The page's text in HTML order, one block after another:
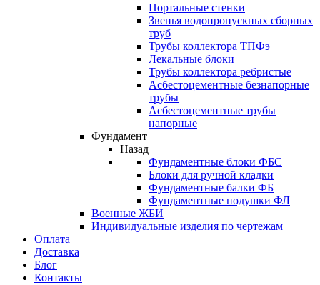
Портальные стенки
Звенья водопропускных сборных
труб
Трубы коллектора ТПФэ
Лекальные блоки
Трубы коллектора ребристые
Асбестоцементные безнапорные
трубы
Асбестоцементные трубы
напорные
Фундамент
Назад
Фундаментные блоки ФБС
Блоки для ручной кладки
Фундаментные балки ФБ
Фундаментные подушки ФЛ
Военные ЖБИ
Индивидуальные изделия по чертежам
Оплата
Доставка
Блог
Контакты